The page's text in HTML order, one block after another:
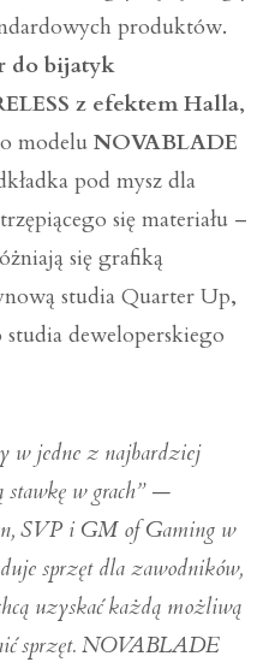
produktów.
do bijatyk
z efektem Halla,
modelu NOVABLADE
pod mysz dla
się materiału –
się grafiką
studia Quarter Up,
deweloperskiego
w jedne z najbardziej
stawkę w grach” —
SVP i GM of Gaming w
sprzęt dla zawodników,
uzyskać każdą możliwą
sprzęt. NOVABLADE